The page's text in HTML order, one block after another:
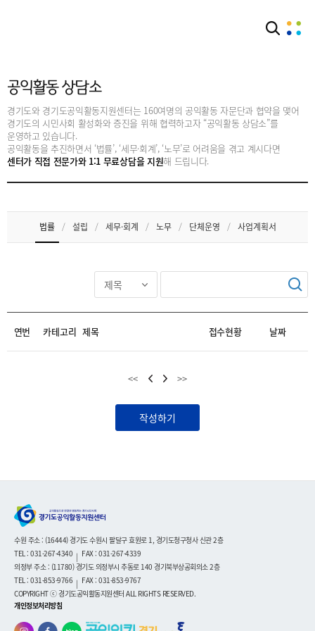
공익활동 상담소
경기도와 경기도공익활동지원센터는 160여명의 공익활동 자문단과 협약을 맺어
경기도의 시민사회 활성화와 증진을 위해 협력하고자 “공익활동 상담소”를
운영하고 있습니다.
공익활동을 추진하면서 ‘법률’, ‘세무·회계’, ‘노무’로 어려움을 겪고 계시다면
센터가 직접 전문가와 1:1 무료상담을 지원해 드립니다.
법률 / 설립 / 세무·회계 / 노무 / 단체운영 / 사업계획서
연번 카테고리 제목 접수현황 날짜
<< >>
작성하기
수원 주소 : (16444) 경기도 수원시 팔달구 효원로 1, 경기도청구청사 신관 2층
TEL : 031-267-4340 | FAX : 031-267-4339
의정부 주소 : (11780) 경기도 의정부시 추동로 140 경기북부상공회의소 2층
TEL : 031-853-9766 | FAX : 031-853-9767
COPYRIGHT ⓒ 경기도공익활동지원센터 ALL RIGHTS RESERVED.
개인정보처리방침